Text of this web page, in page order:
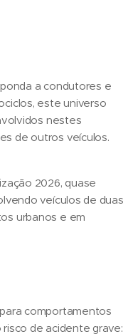
a condutores e
este universo
nestes
de outros veículos.
2026, quase
veículos de duas
urbanos e em
comportamentos
de acidente grave: